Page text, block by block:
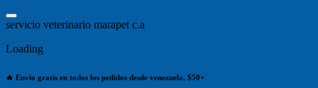
Saltar
al
servicio veterinario marapet c.a
Loading
🔥 Envío gratis en todos los pedidos desde venezuela. $50+